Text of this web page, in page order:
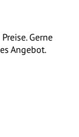
Gerne
Angebot.